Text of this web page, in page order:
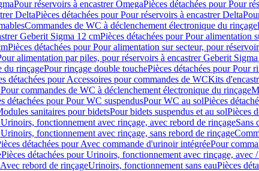
Pour réservoirs à encastrer OmegaPièces détachées pour Pour
DeltaPièces détachées pour Pour réservoirs à encastrer Delta
Commandes de WC à déclenchement électronique du rinçage
Geberit Sigma 12 cmPièces détachées pour Pour alimentation
Pièces détachées pour Pour alimentation sur secteur, pour
alimentation par piles, pour réservoirs à encastrer Geberit
du rinçagePour rinçage double touchePièces détachées pour Pour
détachées pour Accessoires pour commandes de WCKits
commandes de WC à déclenchement électronique du rinçage
détachées pour Pour WC suspendusPour WC au solPièces
sanitaires pour bidetsPour bidets suspendus et au solPièces
fonctionnement avec rinçage, avec rebord de rinçageSans
fonctionnement avec rinçage, sans rebord de rinçage
détachées pour Avec commande d'urinoir intégréePour
Pièces détachées pour Urinoirs, fonctionnement avec rinçage, avec
rebord de rinçageUrinoirs, fonctionnement sans eauPièces